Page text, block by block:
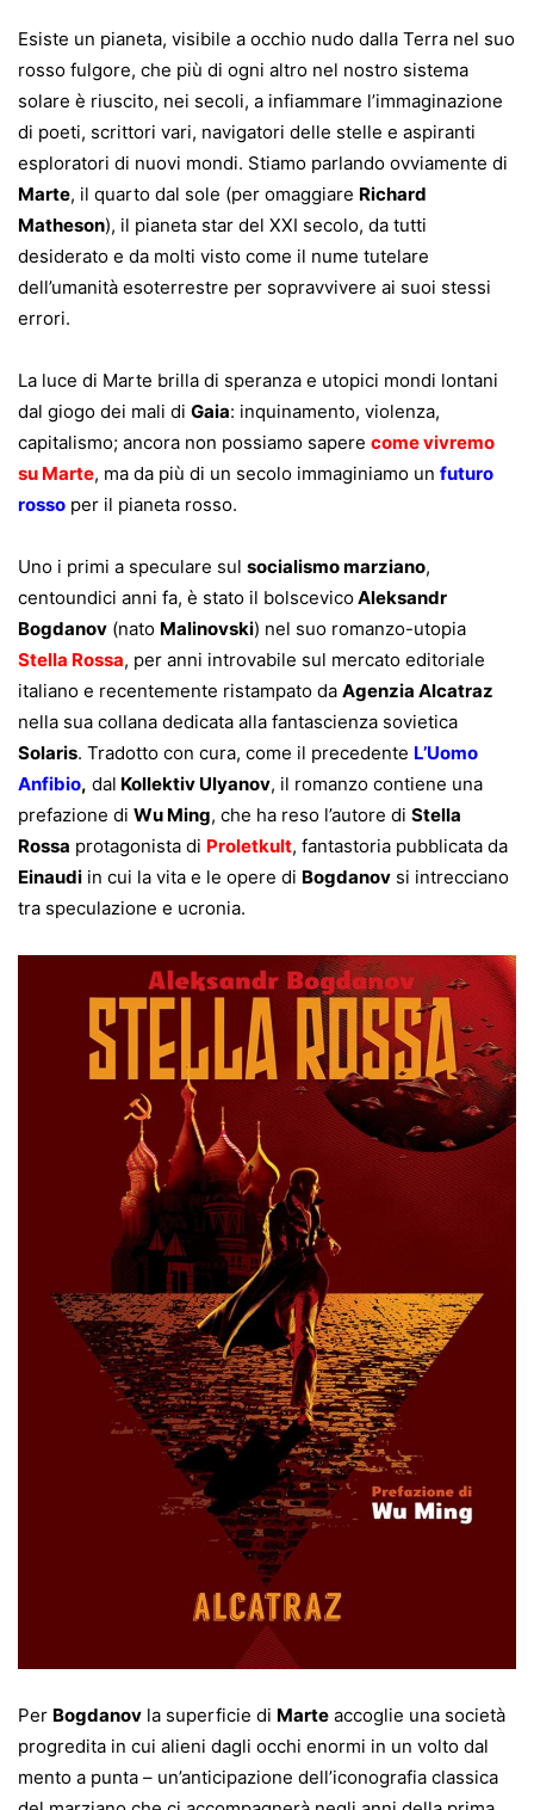
Esiste un pianeta, visibile a occhio nudo dalla Terra nel suo
rosso fulgore, che più di ogni altro nel nostro sistema
solare è riuscito, nei secoli, a infiammare l’immaginazione
di poeti, scrittori vari, navigatori delle stelle e aspiranti
esploratori di nuovi mondi. Stiamo parlando ovviamente di
Marte, il quarto dal sole (per omaggiare Richard
Matheson), il pianeta star del XXI secolo, da tutti
desiderato e da molti visto come il nume tutelare
dell’umanità esoterrestre per sopravvivere ai suoi stessi
errori.
La luce di Marte brilla di speranza e utopici mondi lontani
dal giogo dei mali di Gaia: inquinamento, violenza,
capitalismo; ancora non possiamo sapere come vivremo
su Marte, ma da più di un secolo immaginiamo un futuro
rosso per il pianeta rosso.
Uno i primi a speculare sul socialismo marziano,
centoundici anni fa, è stato il bolscevicoAleksandr
Bogdanov (nato Malinovski) nel suo romanzo-utopia
Stella Rossa, per anni introvabile sul mercato editoriale
italiano e recentemente ristampato da Agenzia Alcatraz
nella sua collana dedicata alla fantascienza sovietica
Solaris. Tradotto con cura, come il precedente L’Uomo
Anfibio, dal Kollektiv Ulyanov, il romanzo contiene una
prefazione di Wu Ming, che ha reso l’autore di Stella
Rossa protagonista di Proletkult, fantastoria pubblicata da
Einaudi in cui la vita e le opere di Bogdanov si intrecciano
tra speculazione e ucronia.
Per Bogdanov la superficie di Marte accoglie una società
progredita in cui alieni dagli occhi enormi in un volto dal
mento a punta – un’anticipazione dell’iconografia classica